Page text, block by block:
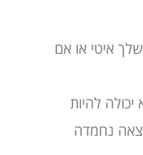
איטי או אם
להיות
נחמדה